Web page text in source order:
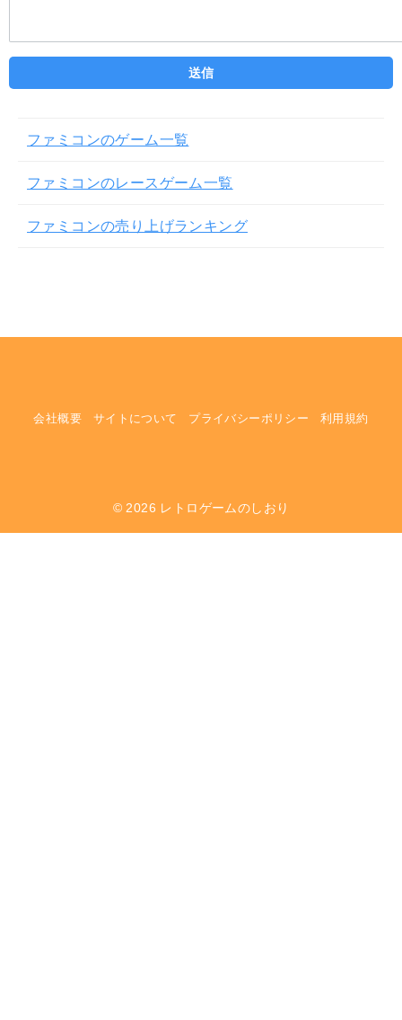
ファミコンのゲーム一覧
ファミコンのレースゲーム一覧
ファミコンの売り上げランキング
会社概要 サイトについて プライバシーポリシー 利用規約
© 2026 レトロゲームのしおり